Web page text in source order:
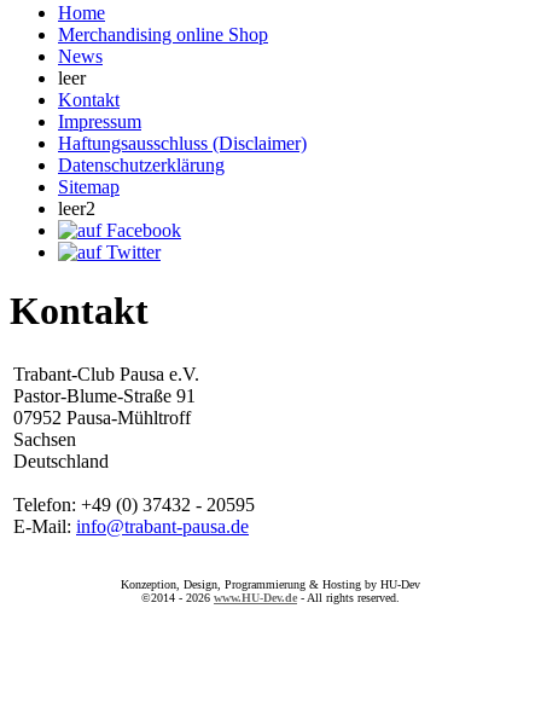
Home
Merchandising online Shop
News
leer
Kontakt
Impressum
Haftungsausschluss (Disclaimer)
Datenschutzerklärung
Sitemap
leer2
Kontakt
Trabant-Club Pausa e.V.
Pastor-Blume-Straße 91
07952 Pausa-Mühltroff
Sachsen
Deutschland
Telefon: +49 (0) 37432 - 20595
E-Mail: info@trabant-pausa.de
Konzeption, Design, Programmierung & Hosting by HU-Dev
©2014 - 2026 www.HU-Dev.de - All rights reserved.